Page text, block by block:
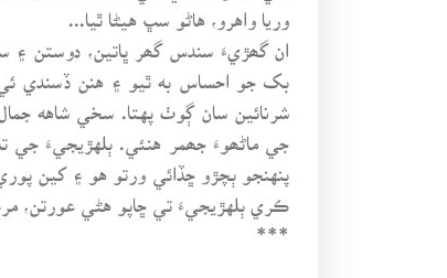
وريا واهرو، هاڻو سڀ هيڻا ٿيا...
ان گھڙيءَ سندس گھر ڀاتين، دوستن
بک جو احساس به ٿيو ۽ هنن ڏسندي
شرنائين سان ڳوٺ پهتا. سخي شاهه
جي ماڻھوءَ جھمر هنئي. ٻلهڙيجيءَ
پنهنجو ٻچڙو ڇڏائي ورتو هو ۽ کين
ڪري ٻلهڙيجيءَ تي ڇاپو هڻي عورتن،
***